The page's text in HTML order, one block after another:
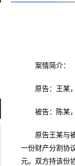
案情简介：
原告：王某
被告：陈某
原告王某与
一份财产分割协
元。双方持该份